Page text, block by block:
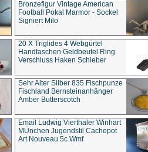
Bronzefigur Vintage American
Football Pokal Marmor - Sockel
Signiert Milo
20 X Triglides 4 Webgürtel
Handtaschen Geldbeutel Ring
Verschluss Haken Schieber
Sehr Alter Silber 835 Fischpunze
Fischland Bernsteinanhänger
Amber Butterscotch
Email Ludwig Vierthaler Winhart
MÜnchen Jugendstil Cachepot
Art Nouveau 5c Wmf